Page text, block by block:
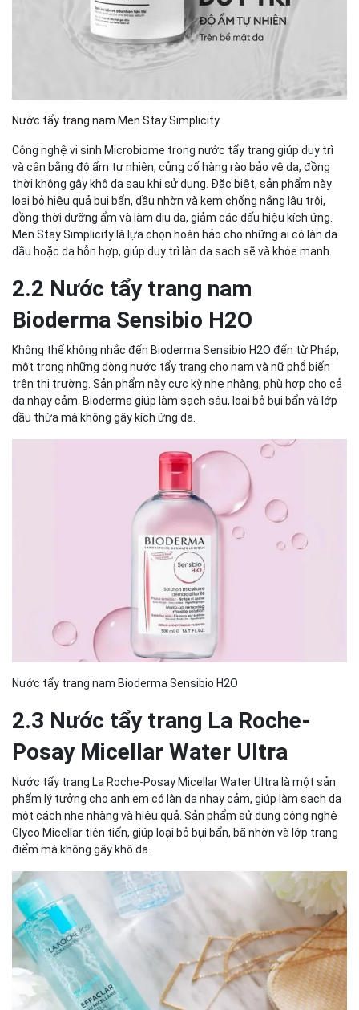
Nước tẩy trang nam Men Stay Simplicity
Công nghệ vi sinh Microbiome trong nước tẩy trang giúp duy trì
và cân bằng độ ẩm tự nhiên, củng cố hàng rào bảo vệ da, đồng
thời không gây khô da sau khi sử dụng. Đặc biệt, sản phẩm này
loại bỏ hiệu quả bụi bẩn, dầu nhờn và kem chống nắng lâu trôi,
đồng thời dưỡng ẩm và làm dịu da, giảm các dấu hiệu kích ứng.
Men Stay Simplicity là lựa chọn hoàn hảo cho những ai có làn da
dầu hoặc da hỗn hợp, giúp duy trì làn da sạch sẽ và khỏe mạnh.
2.2 Nước tẩy trang nam
Bioderma Sensibio H2O
Không thể không nhắc đến Bioderma Sensibio H2O đến từ Pháp,
một trong những dòng nước tẩy trang cho nam và nữ phổ biến
trên thị trường. Sản phẩm này cực kỳ nhẹ nhàng, phù hợp cho cả
da nhạy cảm. Bioderma giúp làm sạch sâu, loại bỏ bụi bẩn và lớp
dầu thừa mà không gây kích ứng da.
Nước tẩy trang nam Bioderma Sensibio H2O
2.3 Nước tẩy trang La Roche-
Posay Micellar Water Ultra
Nước tẩy trang La Roche-Posay Micellar Water Ultra là một sản
phẩm lý tưởng cho anh em có làn da nhạy cảm, giúp làm sạch da
một cách nhẹ nhàng và hiệu quả. Sản phẩm sử dụng công nghệ
Glyco Micellar tiên tiến, giúp loại bỏ bụi bẩn, bã nhờn và lớp trang
điểm mà không gây khô da.